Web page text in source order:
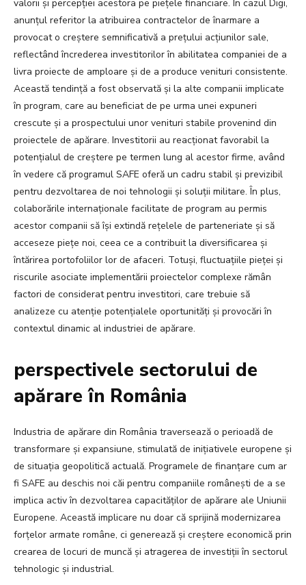
valorii și percepției acestora pe piețele financiare. În cazul Digi,
anunțul referitor la atribuirea contractelor de înarmare a
provocat o creștere semnificativă a prețului acțiunilor sale,
reflectând încrederea investitorilor în abilitatea companiei de a
livra proiecte de amploare și de a produce venituri consistente.
Această tendință a fost observată și la alte companii implicate
în program, care au beneficiat de pe urma unei expuneri
crescute și a prospectului unor venituri stabile provenind din
proiectele de apărare. Investitorii au reacționat favorabil la
potențialul de creștere pe termen lung al acestor firme, având
în vedere că programul SAFE oferă un cadru stabil și previzibil
pentru dezvoltarea de noi tehnologii și soluții militare. În plus,
colaborările internaționale facilitate de program au permis
acestor companii să își extindă rețelele de parteneriate și să
acceseze piețe noi, ceea ce a contribuit la diversificarea și
întărirea portofoliilor lor de afaceri. Totuși, fluctuațiile pieței și
riscurile asociate implementării proiectelor complexe rămân
factori de considerat pentru investitori, care trebuie să
analizeze cu atenție potențialele oportunități și provocări în
contextul dinamic al industriei de apărare.
perspectivele sectorului de
apărare în România
Industria de apărare din România traversează o perioadă de
transformare și expansiune, stimulată de inițiativele europene și
de situația geopolitică actuală. Programele de finanțare cum ar
fi SAFE au deschis noi căi pentru companiile românești de a se
implica activ în dezvoltarea capacităților de apărare ale Uniunii
Europene. Această implicare nu doar că sprijină modernizarea
forțelor armate române, ci generează și creștere economică prin
crearea de locuri de muncă și atragerea de investiții în sectorul
tehnologic și industrial.